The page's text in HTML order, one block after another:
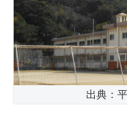
出典：